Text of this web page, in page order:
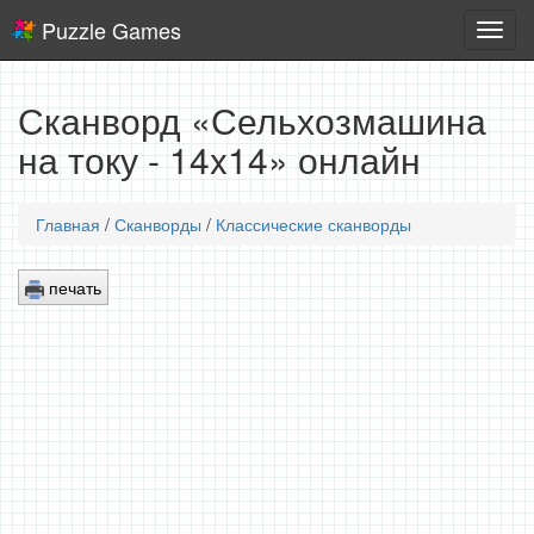
игры
Puzzle Games
Сканворд «Сельхозмашина
на току - 14x14» онлайн
Главная / Сканворды / Классические сканворды
печать